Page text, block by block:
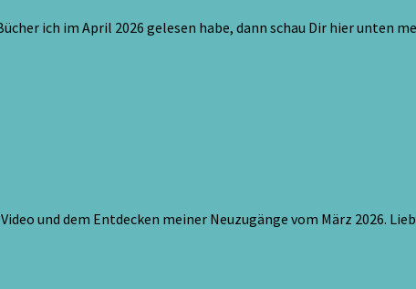
ich im April 2026 gelesen habe, dann schau Dir hier unten
und dem Entdecken meiner Neuzugänge vom März 2026.